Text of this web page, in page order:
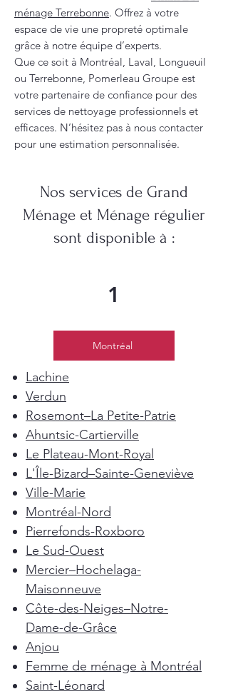
ménage Terrebonne. Offrez à votre
espace de vie une propreté optimale
grâce à notre équipe d’experts.
Que ce soit à Montréal, Laval, Longueuil
ou Terrebonne, Pomerleau Groupe est
votre partenaire de confiance pour des
services de nettoyage professionnels et
efficaces. N’hésitez pas à nous contacter
pour une estimation personnalisée.
Nos services de Grand
Ménage et Ménage régulier
sont disponible à :
1
Montréal
Lachine
Verdun
Rosemont–La Petite-Patrie
Ahuntsic-Cartierville
Le Plateau-Mont-Royal
L'Île-Bizard–Sainte-Geneviève
Ville-Marie
Montréal-Nord
Pierrefonds-Roxboro
Le Sud-Ouest
Mercier–Hochelaga-
Maisonneuve
Côte-des-Neiges–Notre-
Dame-de-Grâce
Anjou
Femme de ménage à Montréal
Saint-Léonard